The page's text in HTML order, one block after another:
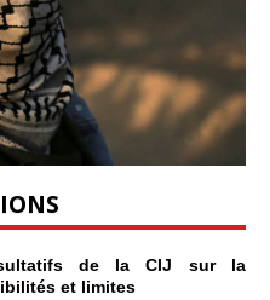
de la CIJ sur la
et limites